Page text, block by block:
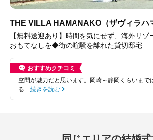
THE VILLA HAMANAKO（ザヴィラハ
【無料送迎あり】時間を気にせず、海外リゾ
おもてなしを◆街の喧騒を離れた貸切邸宅
おすすめクチコミ
空間が魅力だと思います。岡崎～静岡くらいまで
る… 続きを読む